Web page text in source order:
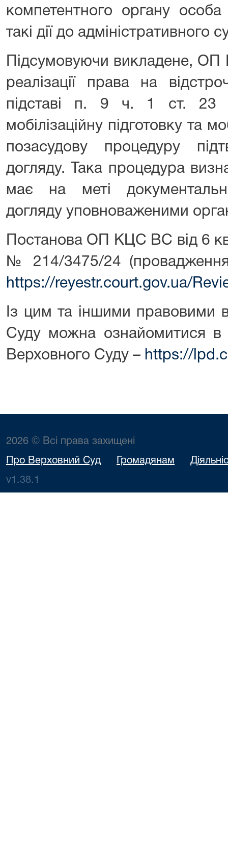
компетентного органу
такі дії до адміністративного
Підсумовуючи викладене,
реалізації права на
підставі п. 9 ч. 1 ст. 23
мобілізаційну підготовку та
позасудову процедуру
догляду. Така процедура
має на меті
догляду уповноваженими
Постанова ОП КЦС ВС від 6
№ 214/3475/24
https://reyestr.court.gov.ua/
Із цим та іншими правовими
Суду можна ознайомитися в
Верховного Суду – https://
2026 © Всі права захищені
Про Верховний Суд Громадянам
v1.38.1